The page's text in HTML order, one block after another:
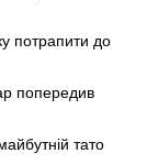
потрапити до
попередив
тато